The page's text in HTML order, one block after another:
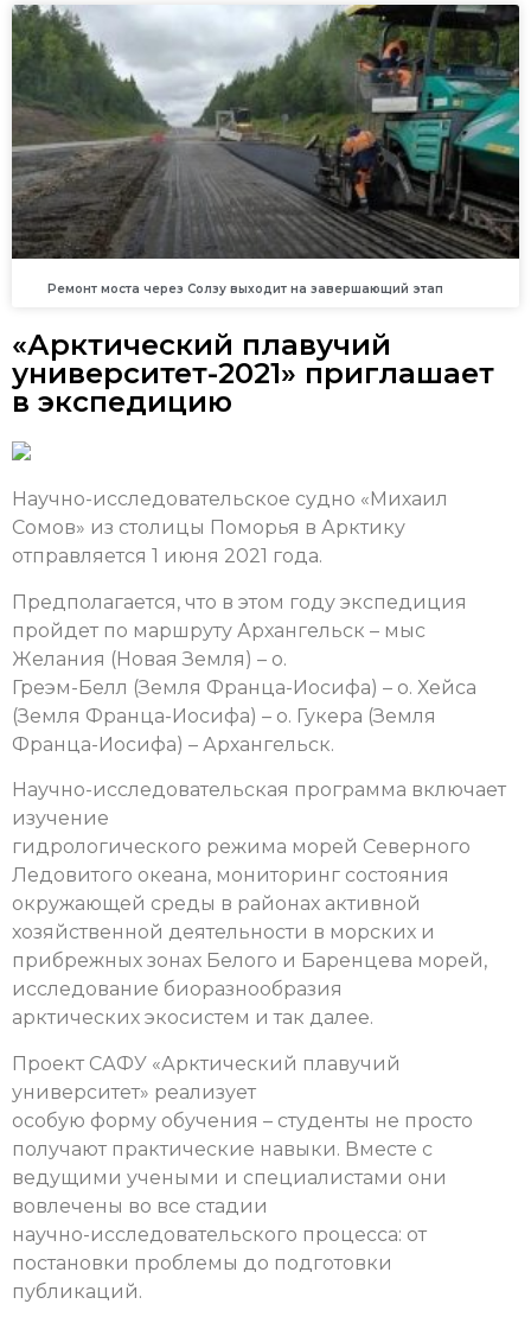
Ремонт моста через Солзу выходит на завершающий этап
«Арктический плавучий
университет-2021» приглашает
в экспедицию
Научно-исследовательское судно «Михаил
Сомов» из столицы Поморья в Арктику
отправляется 1 июня 2021 года.
Предполагается, что в этом году экспедиция
пройдет по маршруту Архангельск – мыс
Желания (Новая Земля) – о.
Греэм-Белл (Земля Франца-Иосифа) – о. Хейса
(Земля Франца-Иосифа) – о. Гукера (Земля
Франца-Иосифа) – Архангельск.
Научно-исследовательская программа включает
изучение
гидрологического режима морей Северного
Ледовитого океана, мониторинг состояния
окружающей среды в районах активной
хозяйственной деятельности в морских и
прибрежных зонах Белого и Баренцева морей,
исследование биоразнообразия
арктических экосистем и так далее.
Проект САФУ «Арктический плавучий
университет» реализует
особую форму обучения – студенты не просто
получают практические навыки. Вместе с
ведущими учеными и специалистами они
вовлечены во все стадии
научно-исследовательского процесса: от
постановки проблемы до подготовки
публикаций.